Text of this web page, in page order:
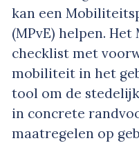
kan een
(MPvE) helpen.
checklist met
mobiliteit in het
tool om de
in concrete
maatregelen op